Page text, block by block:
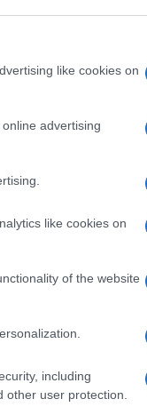
like cookies on
advertising
like cookies on
of the website
including
user protection.
presentati
il
l’adozione
pretende
il
Quando
possono